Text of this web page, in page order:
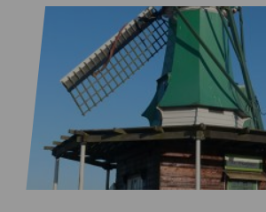
Afbeelding